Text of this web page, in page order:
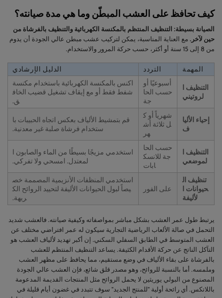
كيف تحافظ على العشب المبطّن وما هي مدة صيانته؟
الصيانة بسيطة: التنظيف المنتظم بالمكنسة الكهربائية والتنظيف بالفرشاة من
حين لآخر. مع العناية المناسبة، يمكن لتركيب عشب مبطن عالي الجودة أن يدوم
من 8 إلى 15 سنة أو أكثر، حسب حركة المرور والاستخدام.
المهمة التردد الدليل الإرشادي
التنظيف ا
لروتيني
أسبوعيًا أو
حسب الحا
جة
اكنس بالمكنسة الكهربائية باستخدام مكنسة
شفط فقط أو مع إيقاف تشغيل قضيب الخاف
ق.
إحياء الأليا
ف
شهرياً أو ك
ل ثلاثة أش
هر
قم بتمشيط الألياف بعكس اتجاه الحبيبات با
ستخدام فرشاة صلبة غير معدنية.
التنظيف ا
لموضعي
حسب الحا
جة للانسك
ابات
استخدمي مزيجًا بسيطًا من الماء والصابون ا
لمعتدل. امسحي ولا تفركي.
تنظيف ال
حيوانات ا
لأليفة
على الفور
استخدمي المنظفات الأنزيمية المصممة خص
يصاً لبول الحيوانات الأليفة لتحييد الروائح الك
ريهة.
يرتبط طول عمر العشب بشكل مباشر بمواصفاته وكيفية صيانته. فالعشب شديد
التحمل في صالة الألعاب الرياضية التجارية سيكون له عمر افتراضي مختلف عن
العشب المتوسط في الطابق السفلي السكني. إن أكبر تهديد لألياف العشب هو
التآكل الناتج عن حركة الأقدام الكثيفة. يساعد التنظيف المنتظم للعشب
بالفرشاة على بقاء الألياف في وضع مستقيم، مما يحافظ على مظهر العشب
وملمسه. أما بالنسبة للروائح، وهو مصدر قلق شائع، فإن العشب عالي الجودة
المصنوع من البولي يوريثين لا يحمل الروائح مثل المنتجات القديمة المدعومة
باللاتكس. أي رائحة أولية "للمنتج الجديد" سوف تتبدد في غضون أيام قليلة في